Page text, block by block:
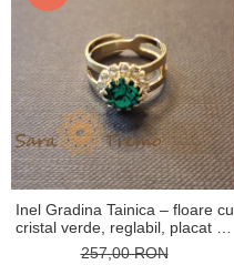
Inel Gradina Tainica – floare cu
cristal verde, reglabil, placat cu
aur 18K
257,00 RON